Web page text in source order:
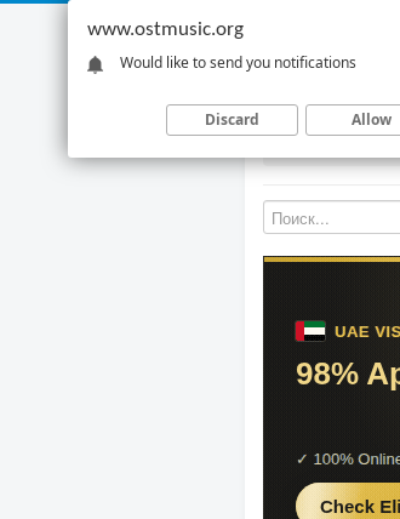
www.ostmusic.org
Would like to send you notifications
Discard Allow